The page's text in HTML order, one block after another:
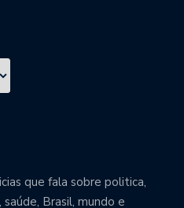
que fala sobre politica,
Brasil, mundo e